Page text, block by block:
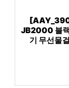
JB2000 블랙
기 무선물